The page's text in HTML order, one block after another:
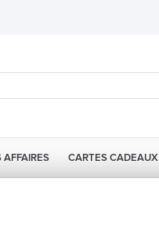
AFFAIRES CARTES CADEAUX